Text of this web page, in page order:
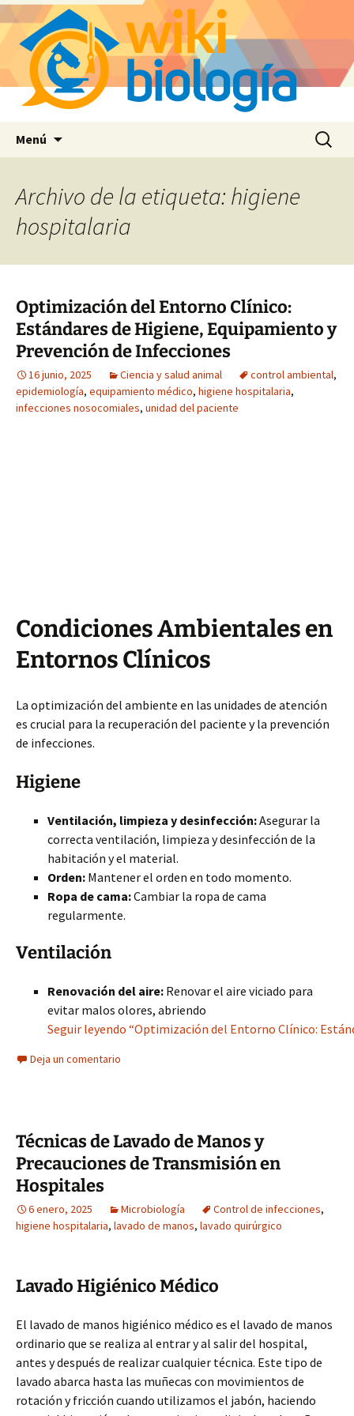
Menú Buscar:
Archivo de la etiqueta: higiene
hospitalaria
Optimización del Entorno Clínico:
Estándares de Higiene, Equipamiento y
Prevención de Infecciones
16 junio, 2025 Ciencia y salud animal control ambiental,
epidemiología, equipamiento médico, higiene hospitalaria,
infecciones nosocomiales, unidad del paciente
Condiciones Ambientales en
Entornos Clínicos
La optimización del ambiente en las unidades de atención
es crucial para la recuperación del paciente y la prevención
de infecciones.
Higiene
Ventilación, limpieza y desinfección:Asegurar la
correcta ventilación, limpieza y desinfección de la
habitación y el material.
Orden: Mantener el orden en todo momento.
Ropa de cama:Cambiar la ropa de cama
regularmente.
Ventilación
Renovación del aire: Renovar el aire viciado para
evitar malos olores, abriendo
Seguir leyendo “Optimización del Entorno Clínico:
Deja un comentario
Técnicas de Lavado de Manos y
Precauciones de Transmisión en
Hospitales
6 enero, 2025 Microbiología Control de infecciones,
higiene hospitalaria, lavado de manos, lavado quirúrgico
Lavado Higiénico Médico
El lavado de manos higiénico médico es el lavado de manos
ordinario que se realiza al entrar y al salir del hospital,
antes y después de realizar cualquier técnica. Este tipo de
lavado abarca hasta las muñecas con movimientos de
rotación y fricción cuando utilizamos el jabón, haciendo